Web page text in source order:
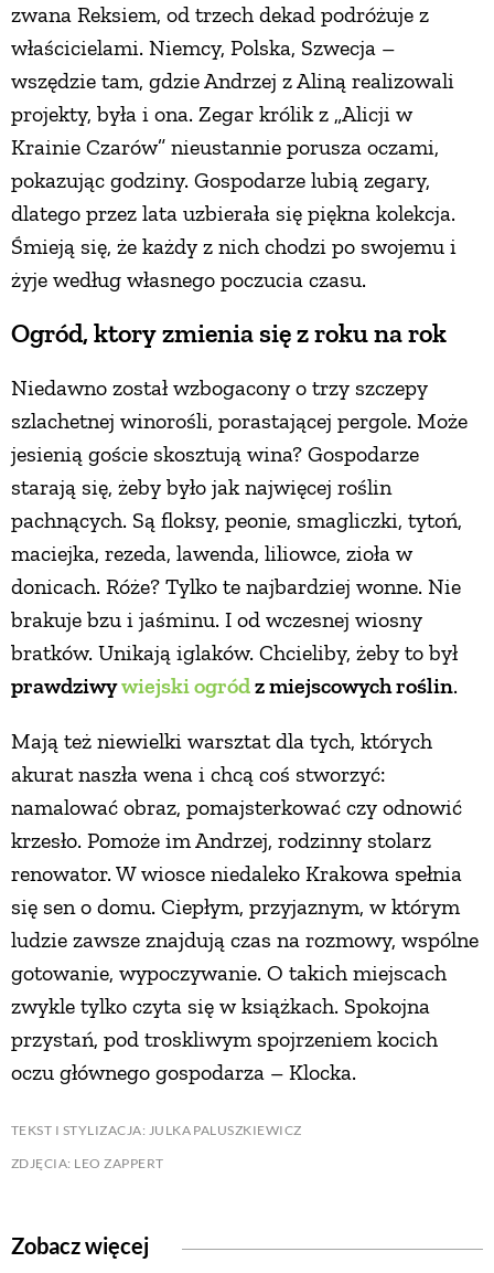
zwana Reksiem, od trzech dekad podróżuje z
właścicielami. Niemcy, Polska, Szwecja –
wszędzie tam, gdzie Andrzej z Aliną realizowali
projekty, była i ona. Zegar królik z „Alicji w
Krainie Czarów” nieustannie porusza oczami,
pokazując godziny. Gospodarze lubią zegary,
dlatego przez lata uzbierała się piękna kolekcja.
Śmieją się, że każdy z nich chodzi po swojemu i
żyje według własnego poczucia czasu.
Ogród, ktory zmienia się z roku na rok
Niedawno został wzbogacony o trzy szczepy
szlachetnej winorośli, porastającej pergole. Może
jesienią goście skosztują wina? Gospodarze
starają się, żeby było jak najwięcej roślin
pachnących. Są floksy, peonie, smagliczki, tytoń,
maciejka, rezeda, lawenda, liliowce, zioła w
donicach. Róże? Tylko te najbardziej wonne. Nie
brakuje bzu i jaśminu. I od wczesnej wiosny
bratków. Unikają iglaków. Chcieliby, żeby to był
prawdziwywiejski ogródz miejscowych roślin.
Mają też niewielki warsztat dla tych, których
akurat naszła wena i chcą coś stworzyć:
namalować obraz, pomajsterkować czy odnowić
krzesło. Pomoże im Andrzej, rodzinny stolarz
renowator. W wiosce niedaleko Krakowa spełnia
się sen o domu. Ciepłym, przyjaznym, w którym
ludzie zawsze znajdują czas na rozmowy, wspólne
gotowanie, wypoczywanie. O takich miejscach
zwykle tylko czyta się w książkach. Spokojna
przystań, pod troskliwym spojrzeniem kocich
oczu głównego gospodarza – Klocka.
TEKST I STYLIZACJA: JULKA PALUSZKIEWICZ
ZDJĘCIA: LEO ZAPPERT
Zobacz więcej